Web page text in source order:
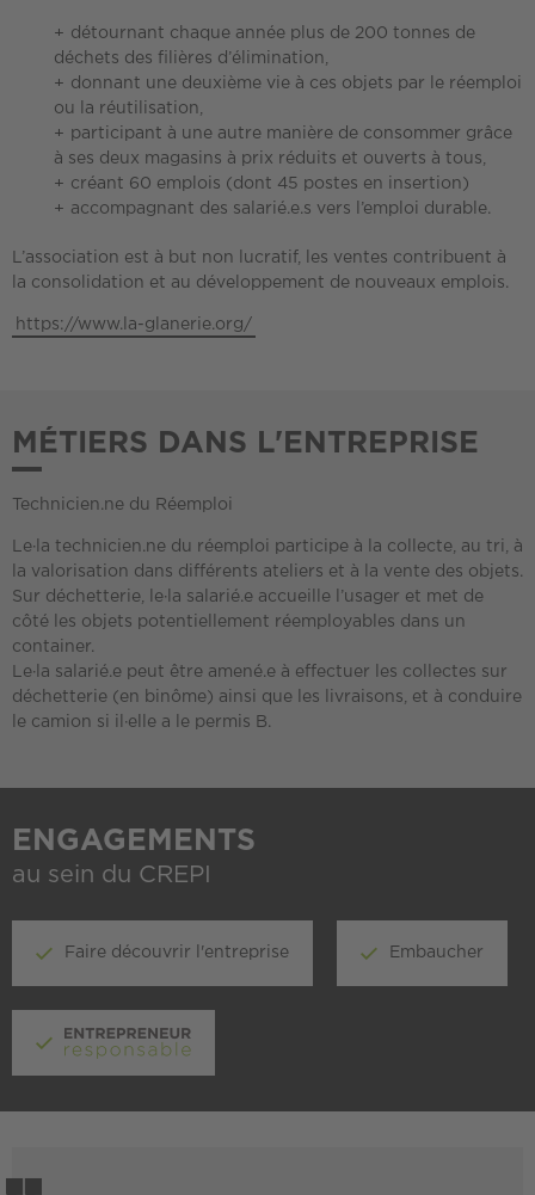
détournant chaque année plus de 200 tonnes de
déchets des filières d’élimination,
donnant une deuxième vie à ces objets par le réemploi
ou la réutilisation,
participant à une autre manière de consommer grâce
à ses deux magasins à prix réduits et ouverts à tous,
créant 60 emplois (dont 45 postes en insertion)
accompagnant des salarié.e.s vers l’emploi durable.
L’association est à but non lucratif, les ventes contribuent à
la consolidation et au développement de nouveaux emplois.
https://www.la-glanerie.org/
MÉTIERS DANS L'ENTREPRISE
Technicien.ne du Réemploi
Le·la technicien.ne du réemploi participe à la collecte, au tri, à
la valorisation dans différents ateliers et à la vente des objets.
Sur déchetterie, le·la salarié.e accueille l’usager et met de
côté les objets potentiellement réemployables dans un
container.
Le·la salarié.e peut être amené.e à effectuer les collectes sur
déchetterie (en binôme) ainsi que les livraisons, et à conduire
le camion si il·elle a le permis B.
ENGAGEMENTS
au sein du CREPI
Faire découvrir l'entreprise Embaucher